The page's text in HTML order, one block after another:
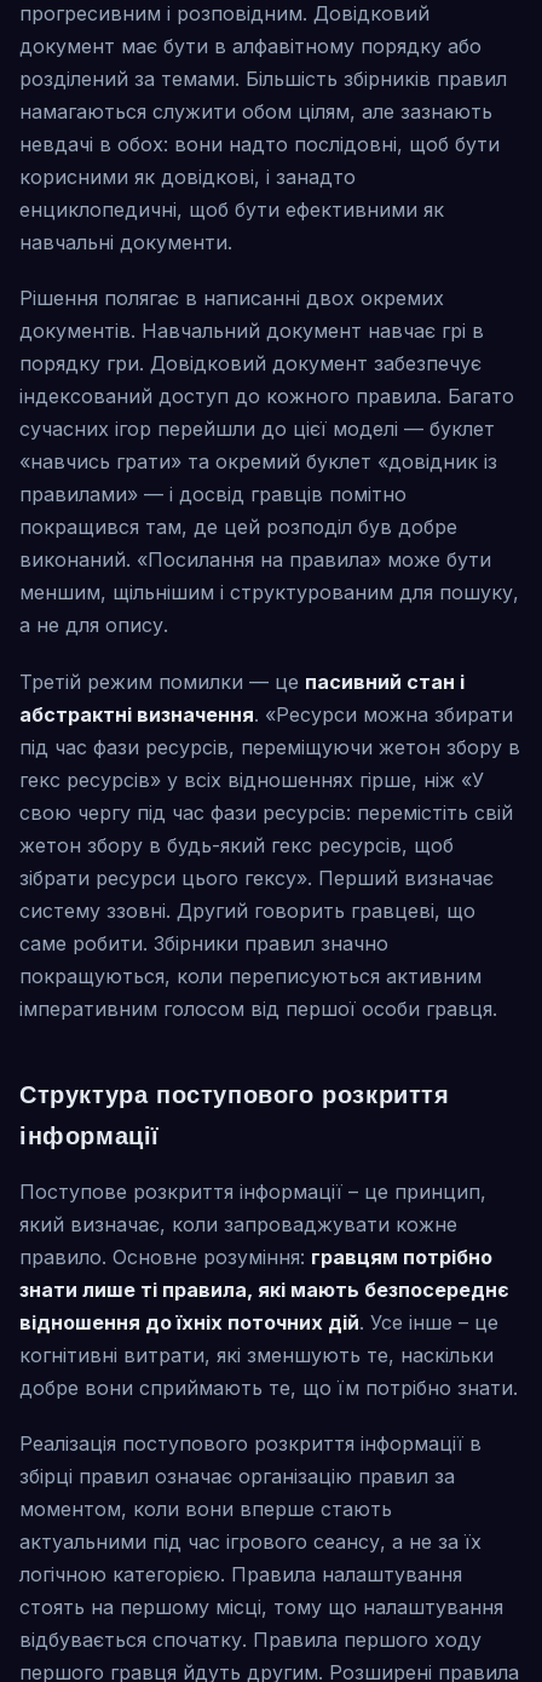
прогресивним і розповідним. Довідковий
документ має бути в алфавітному порядку або
розділений за темами. Більшість збірників правил
намагаються служити обом цілям, але зазнають
невдачі в обох: вони надто послідовні, щоб бути
корисними як довідкові, і занадто
енциклопедичні, щоб бути ефективними як
навчальні документи.
Рішення полягає в написанні двох окремих
документів. Навчальний документ навчає грі в
порядку гри. Довідковий документ забезпечує
індексований доступ до кожного правила. Багато
сучасних ігор перейшли до цієї моделі — буклет
«навчись грати» та окремий буклет «довідник із
правилами» — і досвід гравців помітно
покращився там, де цей розподіл був добре
виконаний. «Посилання на правила» може бути
меншим, щільнішим і структурованим для пошуку,
а не для опису.
Третій режим помилки — це пасивний стан і
абстрактні визначення. «Ресурси можна збирати
під час фази ресурсів, переміщуючи жетон збору в
гекс ресурсів» у всіх відношеннях гірше, ніж «У
свою чергу під час фази ресурсів: перемістіть свій
жетон збору в будь-який гекс ресурсів, щоб
зібрати ресурси цього гексу». Перший визначає
систему ззовні. Другий говорить гравцеві, що
саме робити. Збірники правил значно
покращуються, коли переписуються активним
імперативним голосом від першої особи гравця.
Структура поступового розкриття
інформації
Поступове розкриття інформації – це принцип,
який визначає, коли запроваджувати кожне
правило. Основне розуміння: гравцям потрібно
знати лише ті правила, які мають безпосереднє
відношення до їхніх поточних дій. Усе інше – це
когнітивні витрати, які зменшують те, наскільки
добре вони сприймають те, що їм потрібно знати.
Реалізація поступового розкриття інформації в
збірці правил означає організацію правил за
моментом, коли вони вперше стають
актуальними під час ігрового сеансу, а не за їх
логічною категорією. Правила налаштування
стоять на першому місці, тому що налаштування
відбувається спочатку. Правила першого ходу
першого гравця йдуть другим. Розширені правила